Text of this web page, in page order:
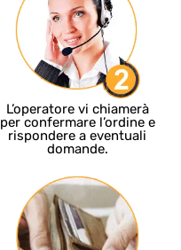
L’operatore vi chiamerà
per confermare l’ordine e
rispondere a eventuali
domande.